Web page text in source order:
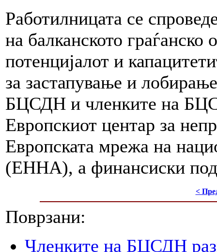
Работилницата се
на балканското
потенцијалот и
за застапување и
БЦСДН и членките на
Европскиот центар за
Европската мрежа на
(ЕННА), а финансиски
<
Поврзани:
Членките на БЦСДН